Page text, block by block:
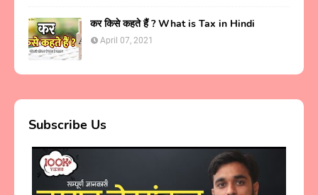
कर किसे कहते हैं ? What is Tax in Hindi
April 07, 2021
Subscribe Us